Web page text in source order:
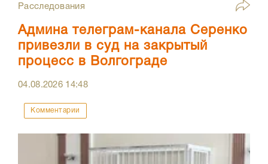
Расследования
Админа телеграм-канала Серенко
привезли в суд на закрытый
процесс в Волгограде
04.08.2026 14:48
Комментарии